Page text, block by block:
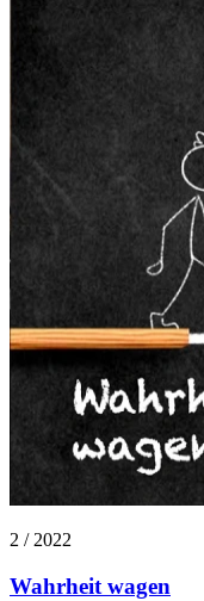
2 / 2022
Wahrheit wagen